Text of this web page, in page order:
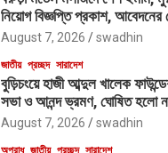
নিয়োগ বিজ্ঞপ্তি প্রকাশ,
আগস্ট
August 7, 2026 swadhin
জাতীয় প্রচ্ছদ সারাদেশ
বুড়িচংয়ে হাজী আব্দুল খালেক
সভা ও আনন্দ ভ্রমণ, ঘোষিত হলো নতুন
কমিটি
August 7, 2026 swadhin
অপরাধ জাতীয় প্রচ্ছদ সারাদেশ